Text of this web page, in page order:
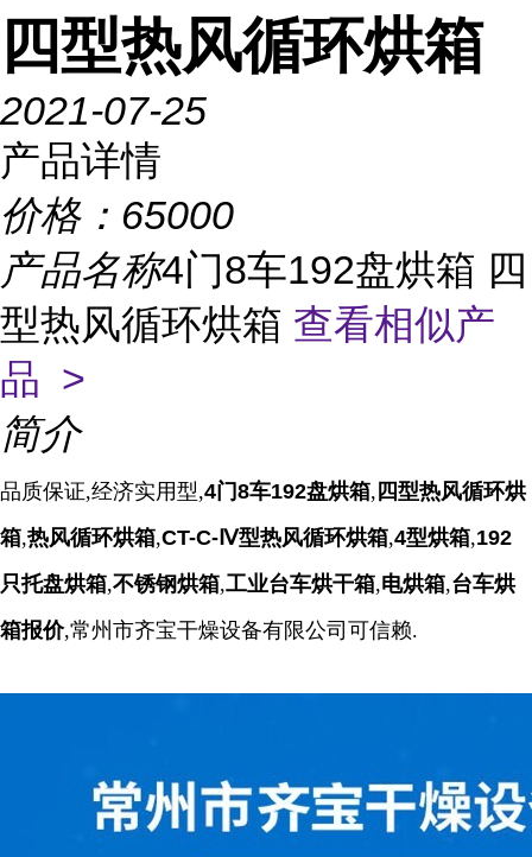
四型热风循环烘箱
2021-07-25
产品详情
价格： 65000
产品名称4门8车192盘烘箱 四
型热风循环烘箱 查看相似产
品 >
简介
品质保证,经济实用型,4门8车192盘烘箱, 四型热风循环烘
箱,热风循环烘箱,CT-C-Ⅳ型热风循环烘箱,4型烘箱,192
只托盘烘箱,不锈钢烘箱,工业台车烘干箱,电烘箱,台车烘
箱报价,常州市齐宝干燥设备有限公司可信赖.